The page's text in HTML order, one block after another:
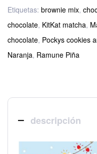
Etiquetas: brownie mix,
chocolate, KitKat matcha,
chocolate, Pockys cookies
Naranja, Ramune Piña
descripción